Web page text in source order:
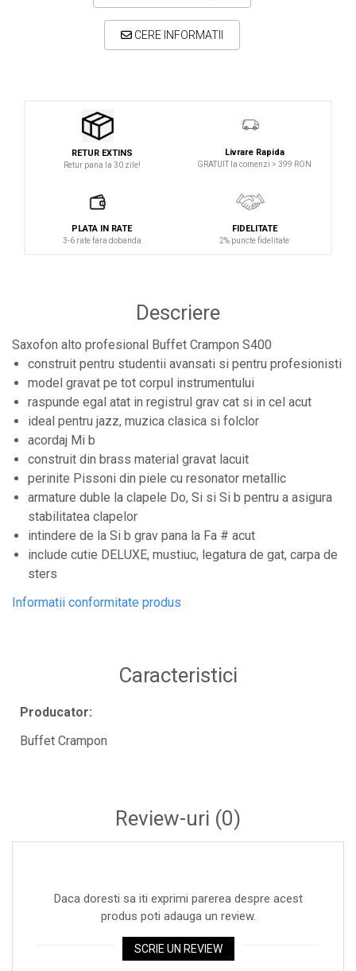
CERE INFORMATII
RETUR EXTINS
Retur pana la 30 zile!
Livrare Rapida
GRATUIT la comenzi > 399 RON
PLATA IN RATE
3-6 rate fara dobanda
FIDELITATE
2% puncte fidelitate
Descriere
Saxofon alto profesional Buffet Crampon S400
construit pentru studentii avansati si pentru profesionisti
model gravat pe tot corpul instrumentului
raspunde egal atat in registrul grav cat si in cel acut
ideal pentru jazz, muzica clasica si folclor
acordaj Mi b
construit din brass material gravat lacuit
perinite Pissoni din piele cu resonator metallic
armature duble la clapele Do, Si si Si b pentru a asigura
stabilitatea clapelor
intindere de la Si b grav pana la Fa # acut
include cutie DELUXE, mustiuc, legatura de gat, carpa de
sters
Informatii conformitate produs
Caracteristici
Producator:
Buffet Crampon
Review-uri (0)
Daca doresti sa iti exprimi parerea despre acest
produs poti adauga un review.
SCRIE UN REVIEW